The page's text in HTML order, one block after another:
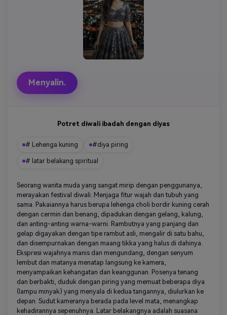
Menyalin.
Potret diwali ibadah dengan diyas
# Lehenga kuning #diya piring
# latar belakang spiritual
Seorang wanita muda yang sangat mirip dengan penggunanya,
merayakan festival diwali. Menjaga fitur wajah dan tubuh yang
sama. Pakaiannya harus berupa lehenga choli bordir kuning cerah
dengan cermin dan benang, dipadukan dengan gelang, kalung,
dan anting-anting warna-warni. Rambutnya yang panjang dan
gelap digayakan dengan tipe rambut asli, mengalir di satu bahu,
dan disempurnakan dengan maang tikka yang halus di dahinya.
Ekspresi wajahnya manis dan mengundang, dengan senyum
lembut dan matanya menatap langsung ke kamera,
menyampaikan kehangatan dan keanggunan. Posenya tenang
dan berbakti, duduk dengan piring yang memuat beberapa diya
(lampu minyak) yang menyala di kedua tangannya, diulurkan ke
depan. Sudut kameranya berada pada level mata, menangkap
kehadirannya sepenuhnya. Latar belakangnya adalah suasana